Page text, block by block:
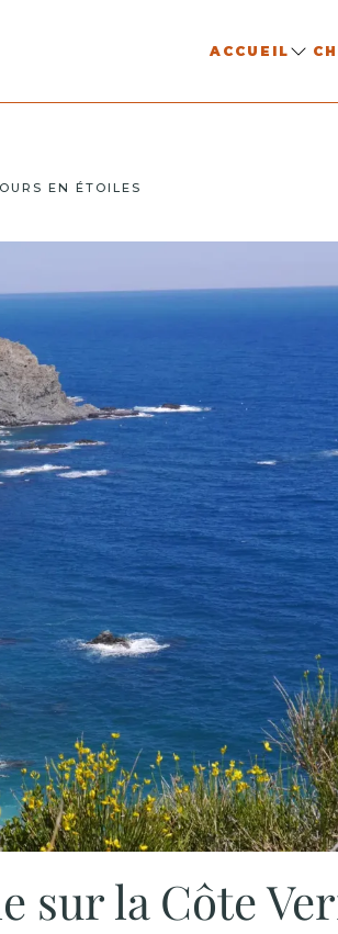
ACCUEIL
EN ÉTOILES
sur la Côte